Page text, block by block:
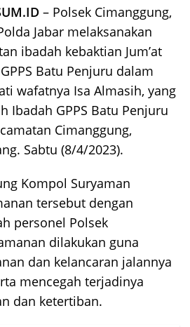
– Polsek Cimanggung,
Jabar melaksanakan
ibadah kebaktian Jum’at
Batu Penjuru dalam
wafatnya Isa Almasih, yang
Ibadah GPPS Batu Penjuru
Cimanggung,
Sabtu (8/4/2023).
Kompol Suryaman
tersebut dengan
personel Polsek
dilakukan guna
dan kelancaran jalannya
mencegah terjadinya
dan ketertiban.